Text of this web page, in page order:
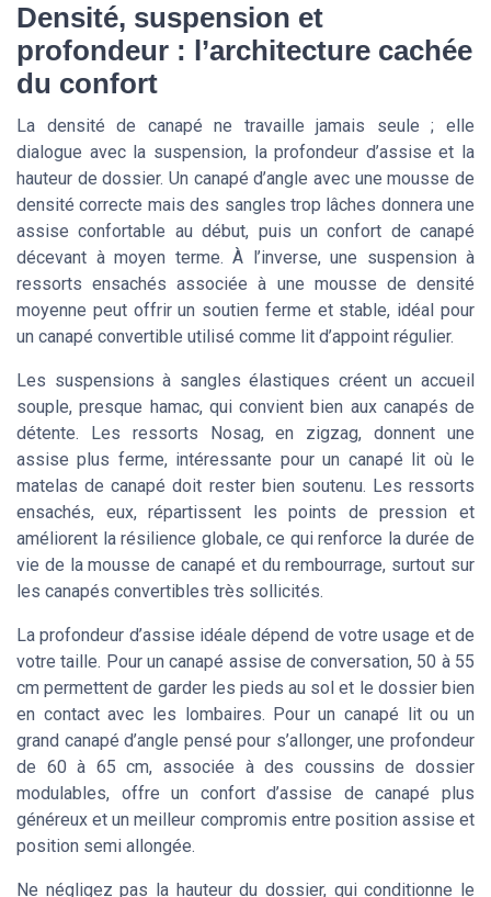
Densité, suspension et
profondeur : l’architecture cachée
du confort
La densité de canapé ne travaille jamais seule ; elle
dialogue avec la suspension, la profondeur d’assise et la
hauteur de dossier. Un canapé d’angle avec une mousse de
densité correcte mais des sangles trop lâches donnera une
assise confortable au début, puis un confort de canapé
décevant à moyen terme. À l’inverse, une suspension à
ressorts ensachés associée à une mousse de densité
moyenne peut offrir un soutien ferme et stable, idéal pour
un canapé convertible utilisé comme lit d’appoint régulier.
Les suspensions à sangles élastiques créent un accueil
souple, presque hamac, qui convient bien aux canapés de
détente. Les ressorts Nosag, en zigzag, donnent une
assise plus ferme, intéressante pour un canapé lit où le
matelas de canapé doit rester bien soutenu. Les ressorts
ensachés, eux, répartissent les points de pression et
améliorent la résilience globale, ce qui renforce la durée de
vie de la mousse de canapé et du rembourrage, surtout sur
les canapés convertibles très sollicités.
La profondeur d’assise idéale dépend de votre usage et de
votre taille. Pour un canapé assise de conversation, 50 à 55
cm permettent de garder les pieds au sol et le dossier bien
en contact avec les lombaires. Pour un canapé lit ou un
grand canapé d’angle pensé pour s’allonger, une profondeur
de 60 à 65 cm, associée à des coussins de dossier
modulables, offre un confort d’assise de canapé plus
généreux et un meilleur compromis entre position assise et
position semi allongée.
Ne négligez pas la hauteur du dossier, qui conditionne le